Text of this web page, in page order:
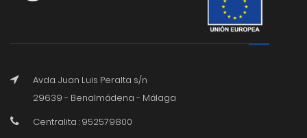
Avda. Juan Luis Peralta s/n
29639 - Benalmádena - Málaga
Centralita : 952579800